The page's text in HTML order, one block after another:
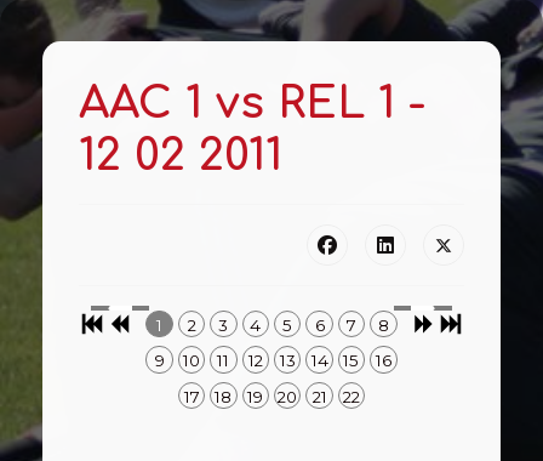
AAC 1 vs REL 1 -
12 02 2011
1 2 3 4 5 6 7
8
9
10 11 12 13 14 15
16
17
18 19 20 21 22